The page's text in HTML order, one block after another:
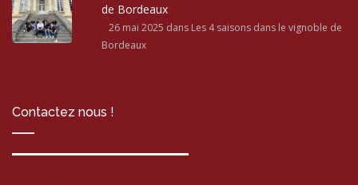
de Bordeaux
26 mai 2025 dans Les 4 saisons dans le vignoble de
Bordeaux
Contactez nous !